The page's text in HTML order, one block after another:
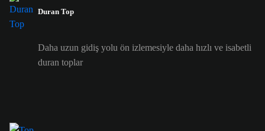
Duran Top
Daha uzun gidiş yolu ön izlemesiyle daha hızlı ve isabetli
duran toplar